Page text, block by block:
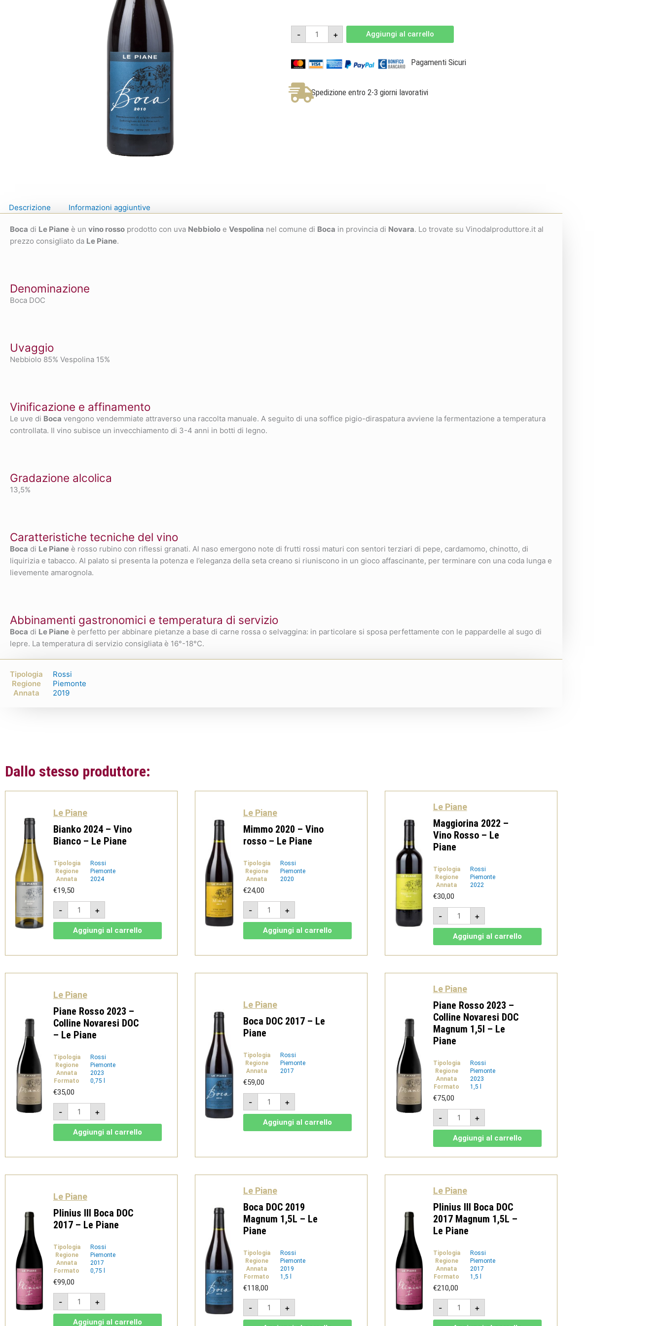
-
Boca
DOC
2019
Le
Piane
+ Aggiungi al carrello
Pagamenti Sicuri
Spedizione entro 2-3 giorni lavorativi
Descrizione Informazioni aggiuntive
Boca di Le Piane è un vino rosso prodotto con uva Nebbiolo e Vespolina nel comune di Boca in provincia di Novara. Lo trovate su Vinodalproduttore.it al
prezzo consigliato da Le Piane.
Denominazione
Boca DOC
Uvaggio
Nebbiolo 85% Vespolina 15%
Vinificazione e affinamento
Le uve di Boca vengono vendemmiate attraverso una raccolta manuale. A seguito di una soffice pigio-diraspatura avviene la fermentazione a temperatura
controllata. Il vino subisce un invecchiamento di 3-4 anni in botti di legno.
Gradazione alcolica
13,5%
Caratteristiche tecniche del vino
Boca di Le Piane è rosso rubino con riflessi granati. Al naso emergono note di frutti rossi maturi con sentori terziari di pepe, cardamomo, chinotto, di
liquirizia e tabacco. Al palato si presenta la potenza e l’eleganza della seta creano si riuniscono in un gioco affascinante, per terminare con una coda lunga e
lievemente amarognola.
Abbinamenti gastronomici e temperatura di servizio
Boca di Le Piane è perfetto per abbinare pietanze a base di carne rossa o selvaggina: in particolare si sposa perfettamente con le pappardelle al sugo di
lepre. La temperatura di servizio consigliata è 16°-18°C.
Tipologia
Rossi
Regione
Piemonte
Annata
2019
Dallo stesso produttore:
Le Piane
Bianko 2024 – Vino
Bianco – Le Piane
Tipologia
Rossi
Regione
Piemonte
Annata
2024
€19,50
-
Bianko
2024
-
Vino
Bianco
-
Piane
+
Aggiungi al carrello
Le Piane
Mimmo 2020 – Vino
rosso – Le Piane
Tipologia
Rossi
Regione
Piemonte
Annata
2020
€24,00
-
Mimmo
2020
-
Vino
rosso
-
Piane
+
Aggiungi al carrello
Le Piane
Maggiorina 2022 –
Vino Rosso – Le
Piane
Tipologia
Rossi
Regione
Piemonte
Annata
2022
€30,00
-
Maggiorina
2022
-
Vino
Rosso
-
Le
+
Aggiungi al carrello
Le Piane
Piane Rosso 2023 –
Colline Novaresi DOC
– Le Piane
Tipologia
Rossi
Regione
Piemonte
Annata
2023
Formato
0,75 l
€35,00
-
Piane
Rosso
2023
Colline
Novaresi
-
Piane
+
Aggiungi al carrello
Le Piane
Boca DOC 2017 – Le
Piane
Tipologia
Rossi
Regione
Piemonte
Annata
2017
€59,00
-
Boca
DOC
2017
Le
Piane
+
Aggiungi al carrello
Le Piane
Piane Rosso 2023 –
Colline Novaresi DOC
Magnum 1,5l – Le
Piane
Tipologia
Rossi
Regione
Piemonte
Annata
2023
Formato
1,5 l
€75,00
-
Piane
Rosso
2023
Colline
Novaresi
DOC
Le
Piane
quantità
+
Aggiungi al carrello
Le Piane
Plinius III Boca DOC
2017 – Le Piane
Tipologia
Rossi
Regione
Piemonte
Annata
2017
Formato
0,75 l
€99,00
-
Plinius
Boca
DOC
+
Aggiungi al carrello
Le Piane
Boca DOC 2019
Magnum 1,5L – Le
Piane
Tipologia
Rossi
Regione
Piemonte
Annata
2019
Formato
1,5 l
€118,00
-
Boca
DOC
2019
+
Le Piane
Plinius III Boca DOC
2017 Magnum 1,5L –
Le Piane
Tipologia
Rossi
Regione
Piemonte
Annata
2017
Formato
1,5 l
€210,00
-
Plinius
Boca
+